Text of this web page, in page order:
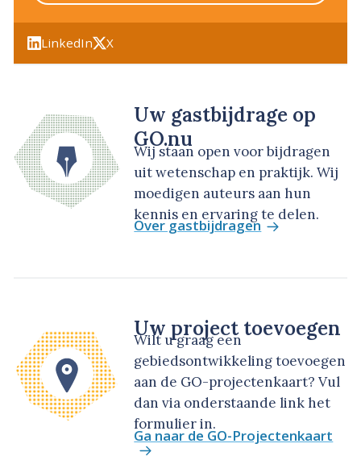
LinkedIn X
Uw gastbijdrage op
GO.nu
Wij staan open voor bijdragen
uit wetenschap en praktijk. Wij
moedigen auteurs aan hun
kennis en ervaring te delen.
Over gastbijdragen
Uw project toevoegen
Wilt u graag een
gebiedsontwikkeling toevoegen
aan de GO-projectenkaart? Vul
dan via onderstaande link het
formulier in.
Ga naar de GO-Projectenkaart